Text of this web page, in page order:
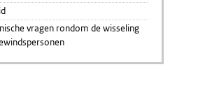
vragen rondom de wisseling